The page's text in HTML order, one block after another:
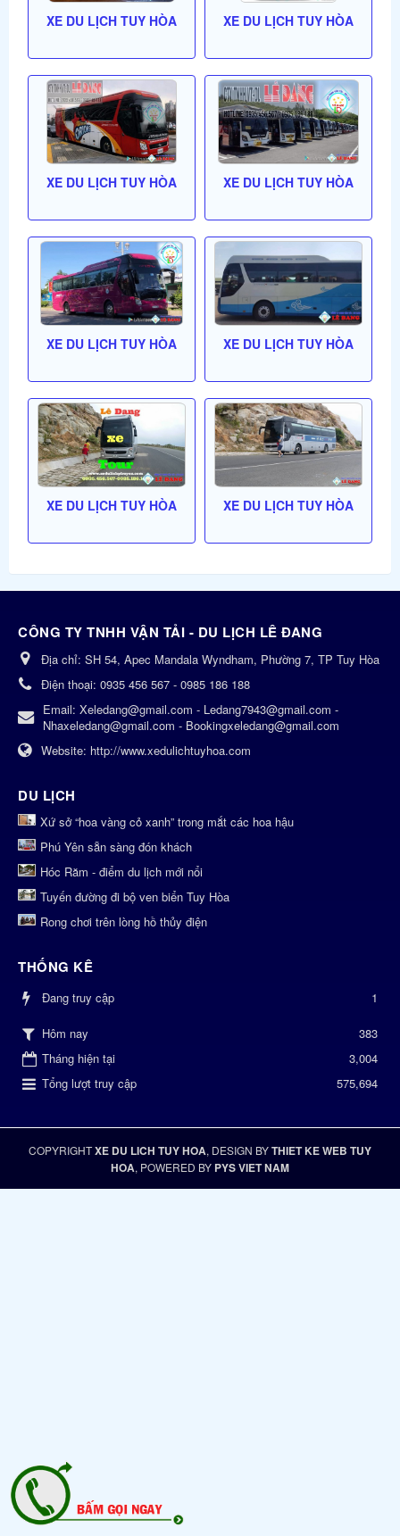
XE DU LỊCH TUY HÒA XE DU LỊCH TUY HÒA
XE DU LỊCH TUY HÒA XE DU LỊCH TUY HÒA
XE DU LỊCH TUY HÒA XE DU LỊCH TUY HÒA
XE DU LỊCH TUY HÒA XE DU LỊCH TUY HÒA
CÔNG TY TNHH VẬN TẢI - DU LỊCH LÊ ĐANG
Địa chỉ: SH 54, Apec Mandala Wyndham, Phường 7, TP Tuy Hòa
Điện thoại: 0935 456 567 - 0985 186 188
Email: Xeledang@gmail.com - Ledang7943@gmail.com -
Nhaxeledang@gmail.com - Bookingxeledang@gmail.com
Website: http://www.xedulichtuyhoa.com
DU LỊCH
Xứ sở “hoa vàng cỏ xanh” trong mắt các hoa hậu
Phú Yên sẵn sàng đón khách
Hóc Răm - điểm du lịch mới nổi
Tuyến đường đi bộ ven biển Tuy Hòa
Rong chơi trên lòng hồ thủy điện
THỐNG KÊ
Đang truy cập 1
Hôm nay
383
Tháng hiện tại
3,004
Tổng lượt truy cập
575,694
COPYRIGHTXE DU LICH TUY HOA, DESIGN BYTHIET KE WEB TUY
HOA, POWERED BY PYS VIET NAM